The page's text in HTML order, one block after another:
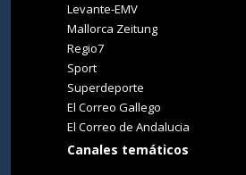
Levante-EMV
Mallorca Zeitung
Regio7
Sport
Superdeporte
El Correo Gallego
El Correo de Andalucia
Canales temáticos